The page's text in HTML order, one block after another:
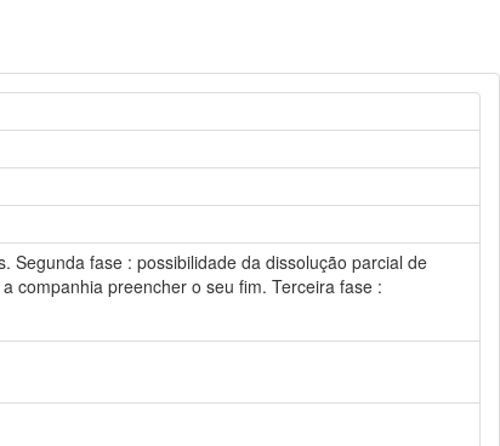
Segunda fase : possibilidade da dissolução parcial de
companhia preencher o seu fim. Terceira fase :